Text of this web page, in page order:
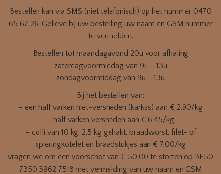
Bestellen kan via SMS (niet telefonisch) op het nummer 0470
65 67 26. Gelieve bij uw bestelling uw naam en GSM nummer
te vermelden.
Bestellen tot maandagavond 20u voor afhaling
zaterdagvoormiddag van 9u – 13u
zondagvoormiddag van 9u – 13u
Bij het bestellen van:
– een half varken niet-versneden (karkas) aan € 2,90/kg
– half varken versneden aan € 6,45/kg
– colli van 10 kg: 2,5 kg gehakt, braadworst, filet- of
spieringkotelet en braadstukjes aan € 7,00/kg
vragen we om een voorschot van € 50,00 te storten op BE50
7350 3962 7518 met vermelding van uw naam en GSM